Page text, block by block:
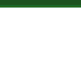
Skip to main content